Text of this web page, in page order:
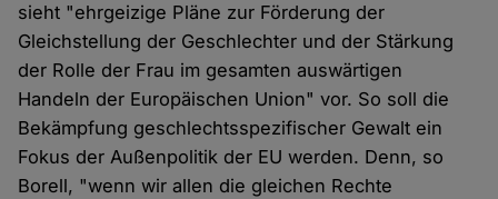
sieht "ehrgeizige Pläne zur Förderung der
Gleichstellung der Geschlechter und der Stärkung
der Rolle der Frau im gesamten auswärtigen
Handeln der Europäischen Union" vor. So soll die
Bekämpfung geschlechtsspezifischer Gewalt ein
Fokus der Außenpolitik der EU werden. Denn, so
Borell, "wenn wir allen die gleichen Rechte